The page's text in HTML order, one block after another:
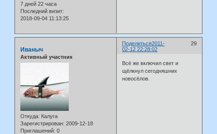
7 дней 22 часа
Последний визит:
2018-09-04 11:13:25
Поделиться 29
2011-
02-12 22:28:02
Иваныч
Активный участник
Откуда: Калуга
Зарегистрирован: 2009-12-18
Приглашений: 0
Всё же включил свет и
щёлкнул сегодняшних
новосёлов.